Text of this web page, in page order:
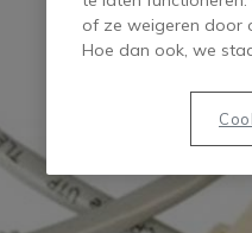
of ze weigeren door
Hoe dan ook, we